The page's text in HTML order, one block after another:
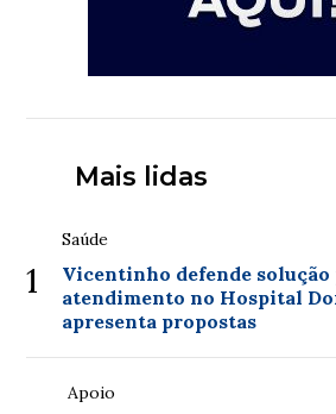
Mais lidas
1
Saúde
Vicentinho defende
atendimento no Hospital
apresenta propostas
Apoio